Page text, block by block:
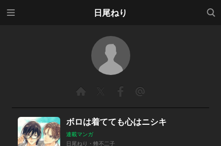
日尾ねり
検索
ボロは着てても心はニシキ
連載マンガ
日尾ねり・蜂不二子